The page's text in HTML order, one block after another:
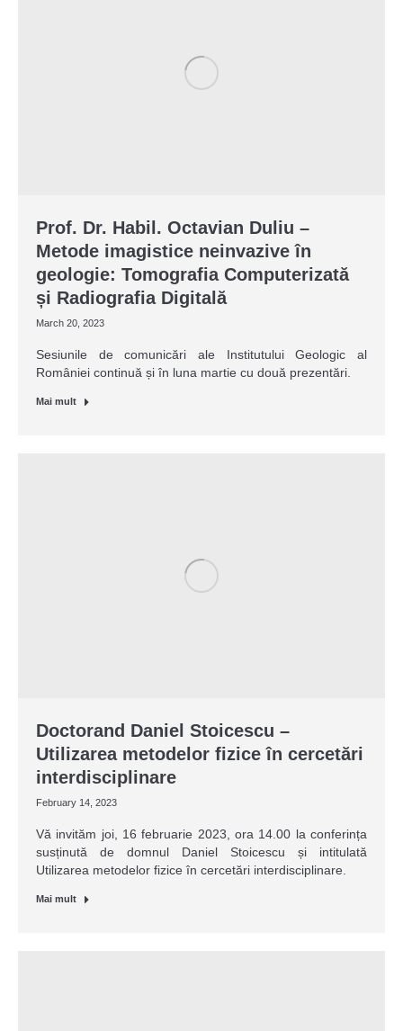
Prof. Dr. Habil. Octavian Duliu –
Metode imagistice neinvazive în
geologie: Tomografia Computerizată
și Radiografia Digitală
March 20, 2023
Sesiunile de comunicări ale Institutului Geologic al
României continuă și în luna martie cu două prezentări.
Mai mult
Doctorand Daniel Stoicescu –
Utilizarea metodelor fizice în cercetări
interdisciplinare
February 14, 2023
Vă invităm joi, 16 februarie 2023, ora 14.00 la conferința
susținută de domnul Daniel Stoicescu și intitulată
Utilizarea metodelor fizice în cercetări interdisciplinare.
Mai mult